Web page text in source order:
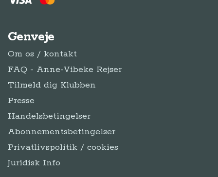
Genveje
Om os / kontakt
FAQ - Anne-Vibeke Rejser
Tilmeld dig Klubben
Presse
Handelsbetingelser
Abonnementsbetingelser
Privatlivspolitik / cookies
Juridisk Info